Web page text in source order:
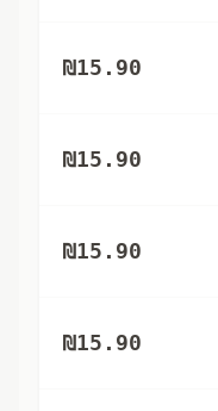
₪15.90
₪15.90
₪15.90
₪15.90